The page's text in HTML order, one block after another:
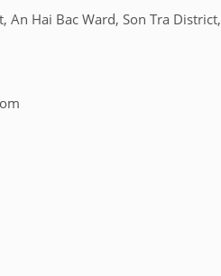
An Hai Bac Ward, Son Tra District,